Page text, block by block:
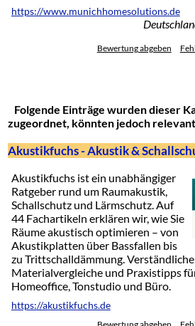
https://www.munichhomesolutions.de
Bewertung abgeben
Folgende Einträge wurden dieser
zugeordnet, könnten jedoch
Akustikfuchs - Akustik &
Akustikfuchs ist ein unabhängiger
Ratgeber rund um Raumakustik,
Schallschutz und Lärmschutz. Auf
44 Fachartikeln erklären wir, wie Sie
Räume akustisch optimieren – von
Akustikplatten über Bassfallen bis
zu Trittschalldämmung.
Materialvergleiche und Praxistipps
Homeoffice, Tonstudio und Büro.
https://akustikfuchs.de
Bewertung abgeben